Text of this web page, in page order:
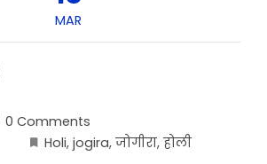
MAR
0 Comments
Holi, jogira, जोगीरा, होली